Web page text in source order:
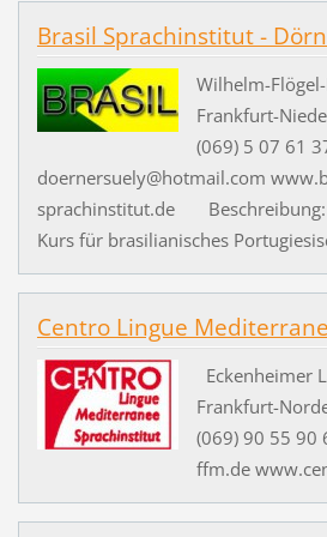
Brasil Sprachinstitut -
Wilhelm-
Frankfurt-
(069) 5 07 61
doernersuely@hotmail.com
sprachinstitut.de Beschreibung:
Kurs für brasilianisches
Centro Lingue
Eckenheimer
Frankfurt-
(069) 90 55
ffm.de